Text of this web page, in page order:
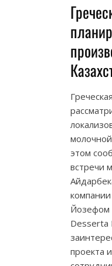
этом
встречи
Йозефом
Desserta
проекта